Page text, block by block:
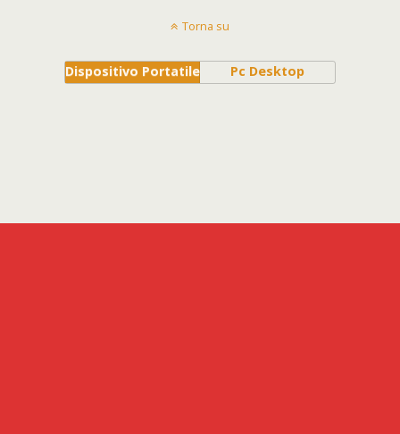
Torna su
Dispositivo Portatile Pc Desktop